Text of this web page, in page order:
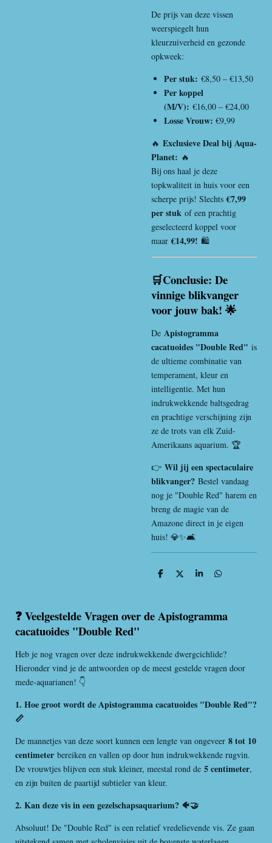
De prijs van deze vissen
weerspiegelt hun
kleurzuiverheid en gezonde
opkweek:
Per stuk: €8,50 – €13,50
Per koppel
(M/V): €16,00 – €24,00
Losse Vrouw: €9,99
🔥 Exclusieve Deal bij Aqua-
Planet: 🔥
Bij ons haal je deze
topkwaliteit in huis voor een
scherpe prijs! Slechts €7,99
per stuk of een prachtig
geselecteerd koppel voor
maar €14,99! 🛍️
🛒Conclusie: De
vinnige blikvanger
voor jouw bak! 🌟
De Apistogramma
cacatuoides "Double Red" is
de ultieme combinatie van
temperament, kleur en
intelligentie. Met hun
indrukwekkende baltsgedrag
en prachtige verschijning zijn
ze de trots van elk Zuid-
Amerikaans aquarium. 🏆
👉 Wil jij een spectaculaire
blikvanger? Bestel vandaag
nog je "Double Red" harem en
breng de magie van de
Amazone direct in je eigen
huis! 💎✨🛋️
D
n
D
S
D
❓ Veelgestelde Vragen over de Apistogramma
cacatuoides "Double Red"
Heb je nog vragen over deze indrukwekkende dwergcichlide?
Hieronder vind je de antwoorden op de meest gestelde vragen door
mede-aquarianen! 👇
1. Hoe groot wordt de Apistogramma cacatuoides "Double Red"?
📏
De mannetjes van deze soort kunnen een lengte van ongeveer 8 tot 10
centimeter bereiken en vallen op door hun indrukwekkende rugvin.
De vrouwtjes blijven een stuk kleiner, meestal rond de 5 centimeter,
en zijn buiten de paartijd subtieler van kleur.
2. Kan deze vis in een gezelschapsaquarium? 🐠🤝
Absoluut! De "Double Red" is een relatief vredelievende vis. Ze gaan